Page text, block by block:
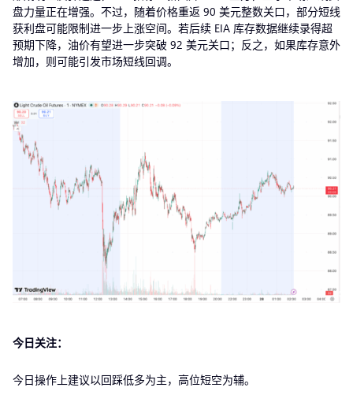
盘力量正在增强。不过，随着价格重返 90 美元整数关口，部分短线
获利盘可能限制进一步上涨空间。若后续 EIA 库存数据继续录得超
预期下降，油价有望进一步突破 92 美元关口；反之，如果库存意外
增加，则可能引发市场短线回调。
今日关注：
今日操作上建议以回踩低多为主，高位短空为辅。